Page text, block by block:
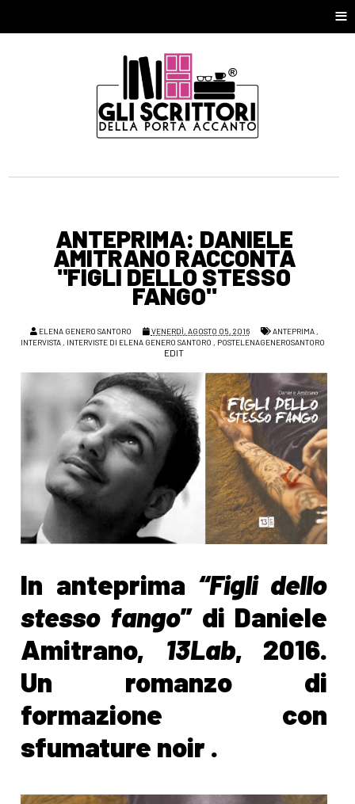
≡
ANTEPRIMA: DANIELE
AMITRANO RACCONTA
"FIGLI DELLO STESSO
FANGO"
ELENA GENERO SANTORO VENERDÌ, AGOSTO 05, 2016 ANTEPRIMA,
INTERVISTA , INTERVISTE DI ELENA GENERO SANTORO , POSTELENAGENEROSANTORO
EDIT
In anteprima “Figli dello
stesso fango” di Daniele
Amitrano, 13Lab, 2016.
Un romanzo di
formazione con
sfumature noir .